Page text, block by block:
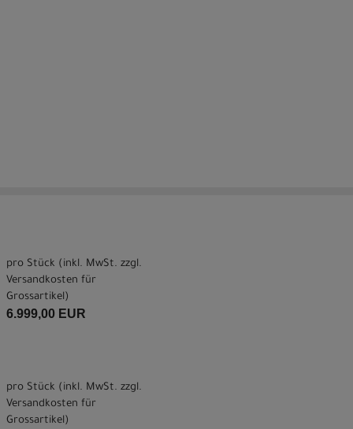
pro Stück (inkl. MwSt. zzgl.
Versandkosten für
Grossartikel )
6.999,00 EUR
pro Stück (inkl. MwSt. zzgl.
Versandkosten für
Grossartikel )